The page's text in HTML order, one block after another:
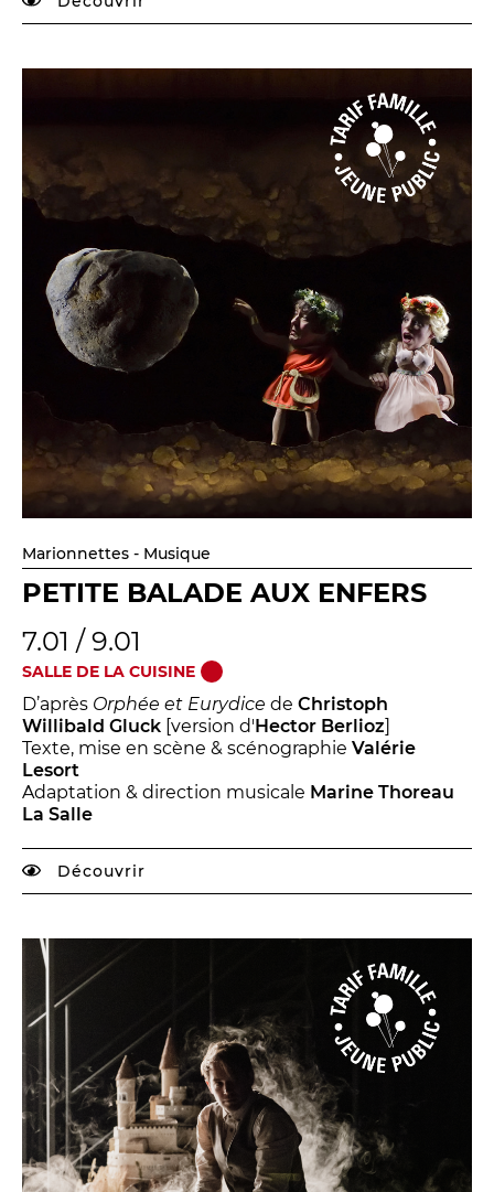
Marionnettes - Musique
PETITE BALADE AUX ENFERS
7.01 / 9.01
SALLE DE LA CUISINE
D’après Orphée et Eurydice de Christoph
Willibald Gluck [version d'Hector Berlioz]
Texte, mise en scène & scénographie Valérie
Lesort
Adaptation & direction musicale Marine Thoreau
La Salle
Découvrir